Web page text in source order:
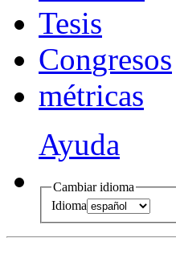
Tesis
Congresos
métricas
Ayuda
Cambiar idioma
Idioma